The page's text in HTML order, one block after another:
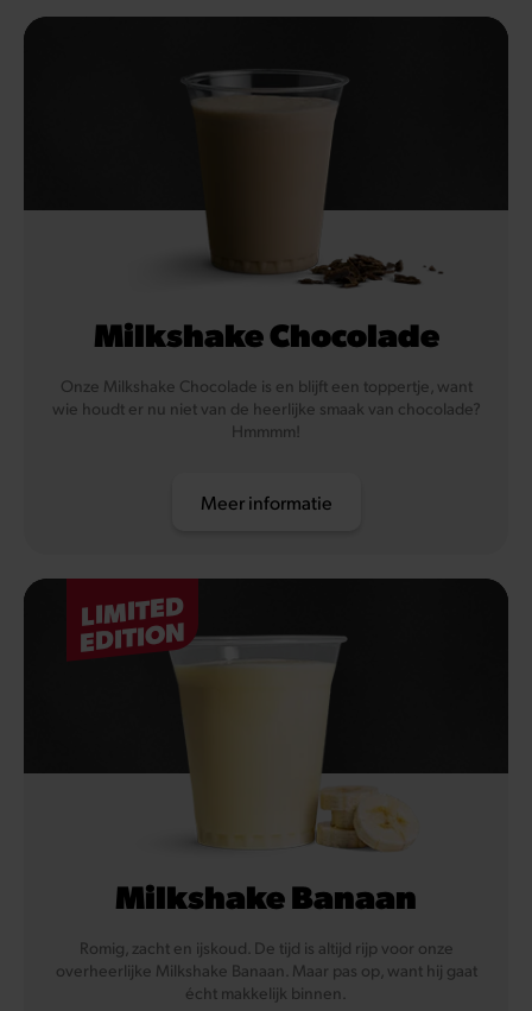
Milkshake Chocolade
Onze Milkshake Chocolade is en blijft een toppertje, want
wie houdt er nu niet van de heerlijke smaak van chocolade?
Hmmmm!
Meer informatie
LIMITED
EDITION
Milkshake Banaan
Romig, zacht en ijskoud. De tijd is altijd rijp voor onze
overheerlijke Milkshake Banaan. Maar pas op, want hij gaat
écht makkelijk binnen.